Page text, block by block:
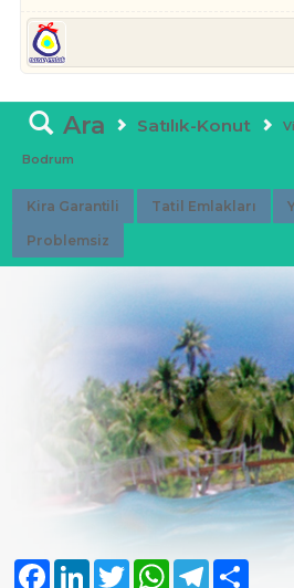
Ara Satılık-Konut
Bodrum
Kira Garantili Tatil Emlakları
Problemsiz
FacebookLinkedInTwitter WhatsAppTelegram